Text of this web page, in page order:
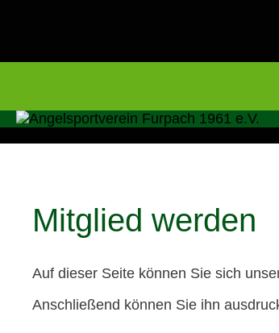
Springe
Mitglied werden
Auf dieser Seite können Sie sich
Anschließend können Sie ihn